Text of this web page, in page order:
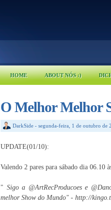
HOME ABOUT NÓS :)
O Melhor Melhor
DarkSide - segunda-feira, 1 de outubro de
UPDATE(01/10):
Valendo 2 pares para sábado dia
" Sigo a @ArtRecProducoes e
melhor Show do Mundo" - http://